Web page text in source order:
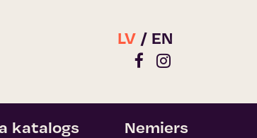
LV EN
katalogs Nemiers